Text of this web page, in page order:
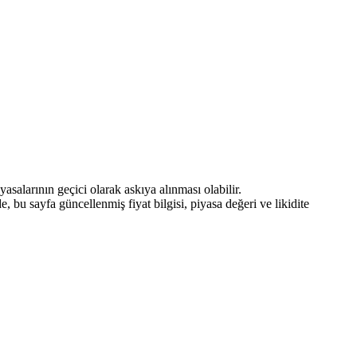
geçici olarak askıya alınması olabilir.
bu sayfa güncellenmiş fiyat bilgisi, piyasa değeri ve likidite